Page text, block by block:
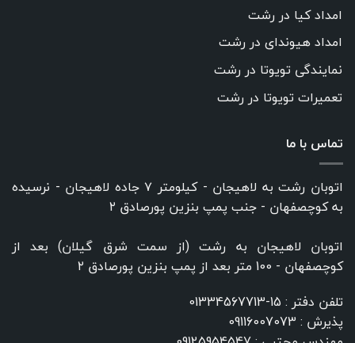
امداد کیا در رشت
امداد هیوندای در رشت
نمایندگی تویوتا در رشت
تعمیرات تویوتا در رشت
تماس با ما
اتوبان رشت به لاهیجان - کیلومتر ۷ جاده لاهیجان - نرسیده
به کوچصفهان - جنب پمپ بنزین پورصادق ۲
اتوبان لاهیجان به رشت (از سمت شرق گیلان) بعد از
کوچصفهان - 100 متر بعد از پمپ بنزین پورصادق ۲
تلفن دفتر : 15-01334567713
پذیرش : 09116007073